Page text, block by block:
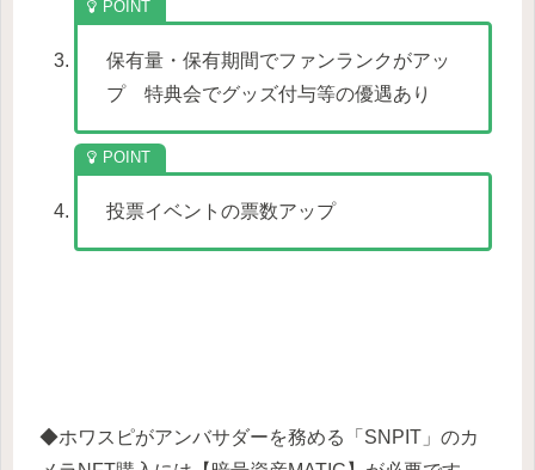
保有量・保有期間でファンランクがアッ
プ 特典会でグッズ付与等の優遇あり
投票イベントの票数アップ
◆ホワスピがアンバサダーを務める「SNPIT」のカ